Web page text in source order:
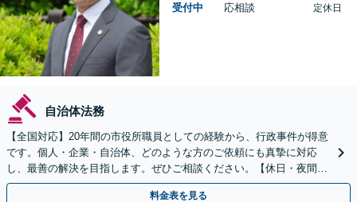
受付中
応相談
定休日
自治体法務
【全国対応】20年間の市役所職員としての経験から、行政事件が得意
です。個人・企業・自治体、どのような方のご依頼にも真摯に対応
し、最善の解決を目指します。ぜひご相談ください。【休日・夜間相
談可】【ビデオ面談可】【銀座駅1分】
料金表を見る